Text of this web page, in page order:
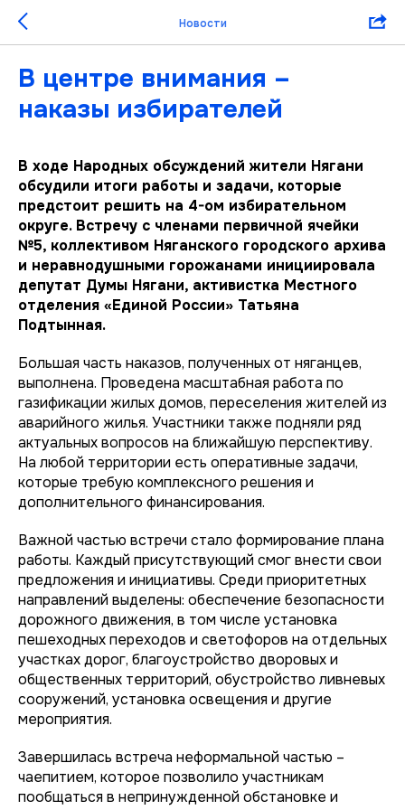
Новости
В центре внимания –
наказы избирателей
В ходе Народных обсуждений жители Нягани
обсудили итоги работы и задачи, которые
предстоит решить на 4-ом избирательном
округе. Встречу с членами первичной ячейки
№5, коллективом Няганского городского архива
и неравнодушными горожанами инициировала
депутат Думы Нягани, активистка Местного
отделения «Единой России» Татьяна
Подтынная.
Большая часть наказов, полученных от няганцев,
выполнена. Проведена масштабная работа по
газификации жилых домов, переселения жителей из
аварийного жилья. Участники также подняли ряд
актуальных вопросов на ближайшую перспективу.
На любой территории есть оперативные задачи,
которые требую комплексного решения и
дополнительного финансирования.
Важной частью встречи стало формирование плана
работы. Каждый присутствующий смог внести свои
предложения и инициативы. Среди приоритетных
направлений выделены: обеспечение безопасности
дорожного движения, в том числе установка
пешеходных переходов и светофоров на отдельных
участках дорог, благоустройство дворовых и
общественных территорий, обустройство ливневых
сооружений, установка освещения и другие
мероприятия.
Завершилась встреча неформальной частью –
чаепитием, которое позволило участникам
пообщаться в непринужденной обстановке и